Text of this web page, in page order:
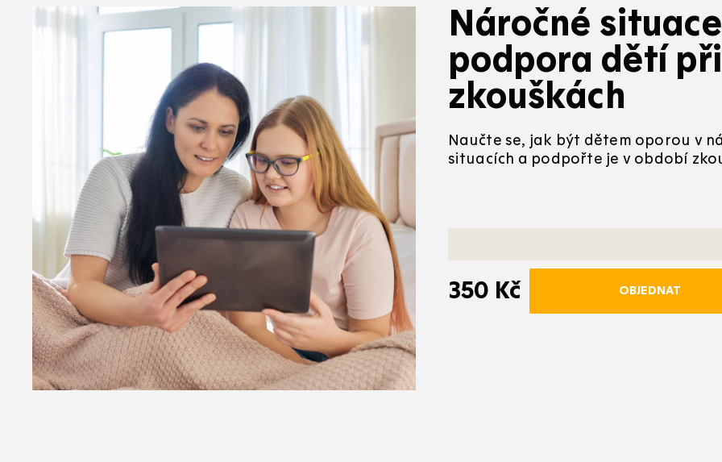
Náročné
podpora dětí při
zkouškách
Naučte se, jak být dětem oporou v
situacích a podpořte je v období
350 Kč OBJEDNAT